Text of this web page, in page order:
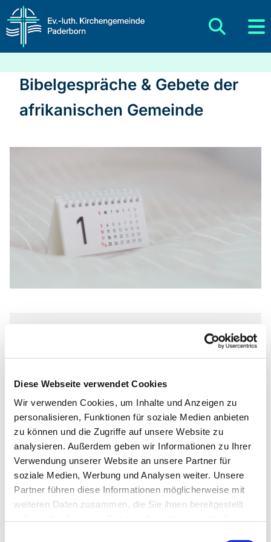
Diese Webseite verwendet Cookies
Wir verwenden Cookies, um Inhalte und Anzeigen zu
personalisieren, Funktionen für soziale Medien anbieten
zu können und die Zugriffe auf unsere Website zu
analysieren. Außerdem geben wir Informationen zu Ihrer
Verwendung unserer Website an unsere Partner für
soziale Medien, Werbung und Analysen weiter. Unsere
Partner führen diese Informationen möglicherweise mit
weiteren Daten zusammen, die Sie ihnen bereitgestellt
Bibelgespräche & Gebete der
afrikanischen Gemeinde
Freitag, 30. April 2027, 19:00 -
Johannes-Kirche, Dietrich-
Bonhoeffer-Straße 1, 33102
Paderborn
Faith Revival Ministries Paderborn